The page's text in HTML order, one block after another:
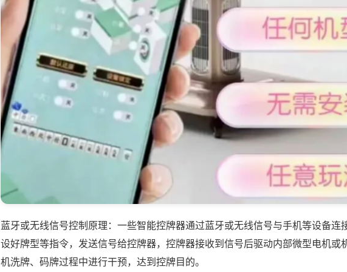
蓝牙或无线信号控制原理：一些智能控牌器通过蓝牙或无线信号与手机等设备连
设好牌型等指令，发送信号给控牌器，控牌器接收到信号后驱动内部微型电机或
机洗牌、码牌过程中进行干预，达到控牌目的。